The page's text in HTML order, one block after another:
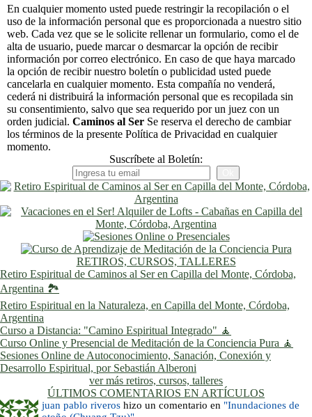
En cualquier momento usted puede restringir la recopilación o el
uso de la información personal que es proporcionada a nuestro sitio
web. Cada vez que se le solicite rellenar un formulario, como el de
alta de usuario, puede marcar o desmarcar la opción de recibir
información por correo electrónico. En caso de que haya marcado
la opción de recibir nuestro boletín o publicidad usted puede
cancelarla en cualquier momento. Esta compañía no venderá,
cederá ni distribuirá la información personal que es recopilada sin
su consentimiento, salvo que sea requerido por un juez con un
orden judicial. Caminos al Ser Se reserva el derecho de cambiar
los términos de la presente Política de Privacidad en cualquier
momento.
Suscríbete al Boletín:
RETIROS, CURSOS, TALLERES
Retiro Espiritual de Caminos al Ser en Capilla del Monte, Córdoba,
Argentina 🏞️
Retiro Espiritual en la Naturaleza, en Capilla del Monte, Córdoba,
Argentina
Curso a Distancia: "Camino Espiritual Integrado" 🧘
Curso Online y Presencial de Meditación de la Conciencia Pura 🧘
Sesiones Online de Autoconocimiento, Sanación, Conexión y
Desarrollo Espiritual, por Sebastián Alberoni
ver más retiros, cursos, talleres
ÚLTIMOS COMENTARIOS EN ARTÍCULOS
juan pablo riveros hizo un comentario en "Inundaciones de